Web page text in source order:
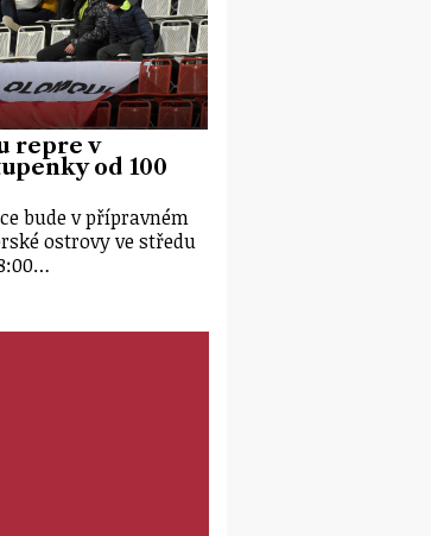
repre v
od 100
bude v přípravném
ostrovy ve středu